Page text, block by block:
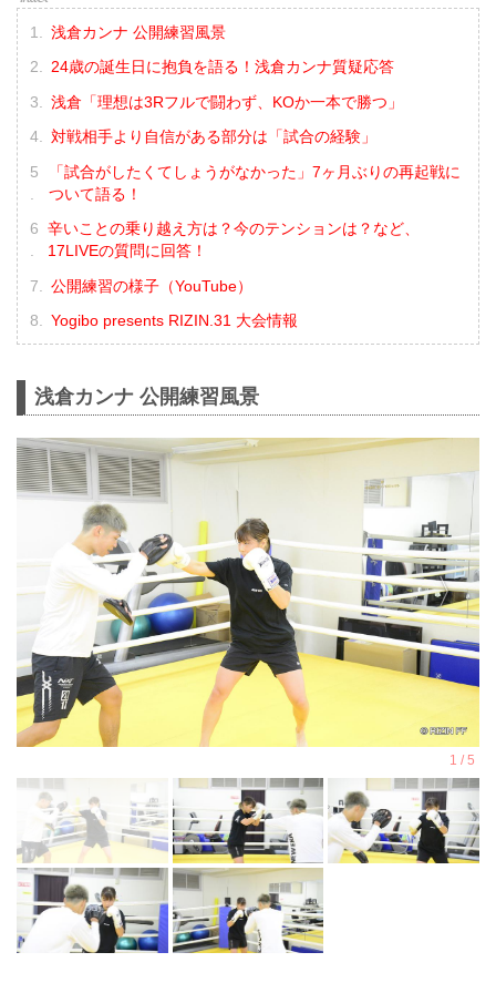
浅倉カンナ 公開練習風景
24歳の誕生日に抱負を語る！浅倉カンナ質疑応答
浅倉「理想は3Rフルで闘わず、KOか一本で勝つ」
対戦相手より自信がある部分は「試合の経験」
「試合がしたくてしょうがなかった」7ヶ月ぶりの再起戦に
ついて語る！
辛いことの乗り越え方は？今のテンションは？など、
17LIVEの質問に回答！
公開練習の様子（YouTube）
Yogibo presents RIZIN.31 大会情報
浅倉カンナ 公開練習風景